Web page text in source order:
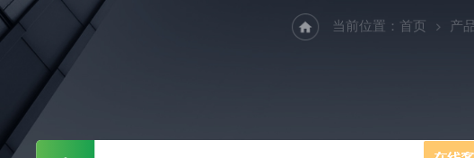
当前位置： 首页 产